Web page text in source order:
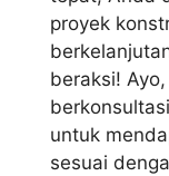
proyek
beraksi!
untuk
sesuai